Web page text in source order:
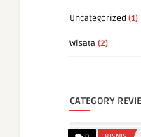
Uncategorized (1)
Wisata (2)
CATEGORY